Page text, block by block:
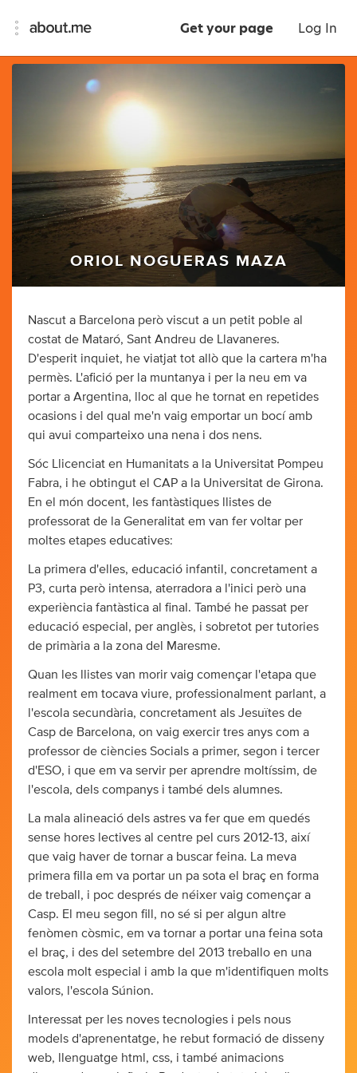
Get your page Log In
ORIOL NOGUERAS MAZA
Nascut a Barcelona però viscut a un petit poble al
costat de Mataró, Sant Andreu de Llavaneres.
D'esperit inquiet, he viatjat tot allò que la cartera m'ha
permès. L'afició per la muntanya i per la neu em va
portar a Argentina, lloc al que he tornat en repetides
ocasions i del qual me'n vaig emportar un bocí amb
qui avui comparteixo una nena i dos nens.
Sóc Llicenciat en Humanitats a la Universitat Pompeu
Fabra, i he obtingut el CAP a la Universitat de Girona.
En el món docent, les fantàstiques llistes de
professorat de la Generalitat em van fer voltar per
moltes etapes educatives:
La primera d'elles, educació infantil, concretament a
P3, curta però intensa, aterradora a l'inici però una
experiència fantàstica al final. També he passat per
educació especial, per anglès, i sobretot per tutories
de primària a la zona del Maresme.
Quan les llistes van morir vaig començar l'etapa que
realment em tocava viure, professionalment parlant, a
l'escola secundària, concretament als Jesuïtes de
Casp de Barcelona, on vaig exercir tres anys com a
professor de ciències Socials a primer, segon i tercer
d'ESO, i que em va servir per aprendre moltíssim, de
l'escola, dels companys i també dels alumnes.
La mala alineació dels astres va fer que em quedés
sense hores lectives al centre pel curs 2012-13, així
que vaig haver de tornar a buscar feina. La meva
primera filla em va portar un pa sota el braç en forma
de treball, i poc després de néixer vaig començar a
Casp. El meu segon fill, no sé si per algun altre
fenòmen còsmic, em va tornar a portar una feina sota
el braç, i des del setembre del 2013 treballo en una
escola molt especial i amb la que m'identifiquen molts
valors, l'escola Súnion.
Interessat per les noves tecnologies i pels nous
models d'aprenentatge, he rebut formació de disseny
web, llenguatge html, css, i també animacions